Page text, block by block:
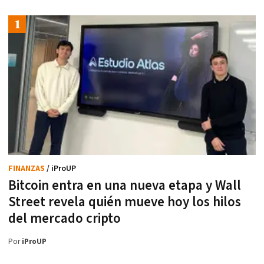
Bitcoin entra en una nueva etapa y Wall
Street revela quién mueve hoy los hilos
del mercado cripto
FINANZAS / iProUP
PoriProUP